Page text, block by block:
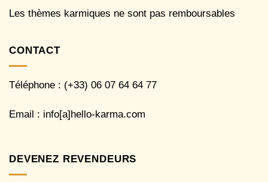
Les thèmes karmiques ne sont pas remboursables
CONTACT
Téléphone : (+33) 06 07 64 64 77
Email : info[a]hello-karma.com
DEVENEZ REVENDEURS